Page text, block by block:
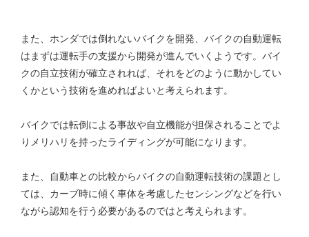
また、ホンダでは倒れないバイクを開発、バイクの自動運転
はまずは運転手の支援から開発が進んでいくようです。バイ
クの自立技術が確立されれば、それをどのように動かしてい
くかという技術を進めればよいと考えられます。
バイクでは転倒による事故や自立機能が担保されることでよ
りメリハリを持ったライディングが可能になります。
また、自動車との比較からバイクの自動運転技術の課題とし
ては、カーブ時に傾く車体を考慮したセンシングなどを行い
ながら認知を行う必要があるのではと考えられます。